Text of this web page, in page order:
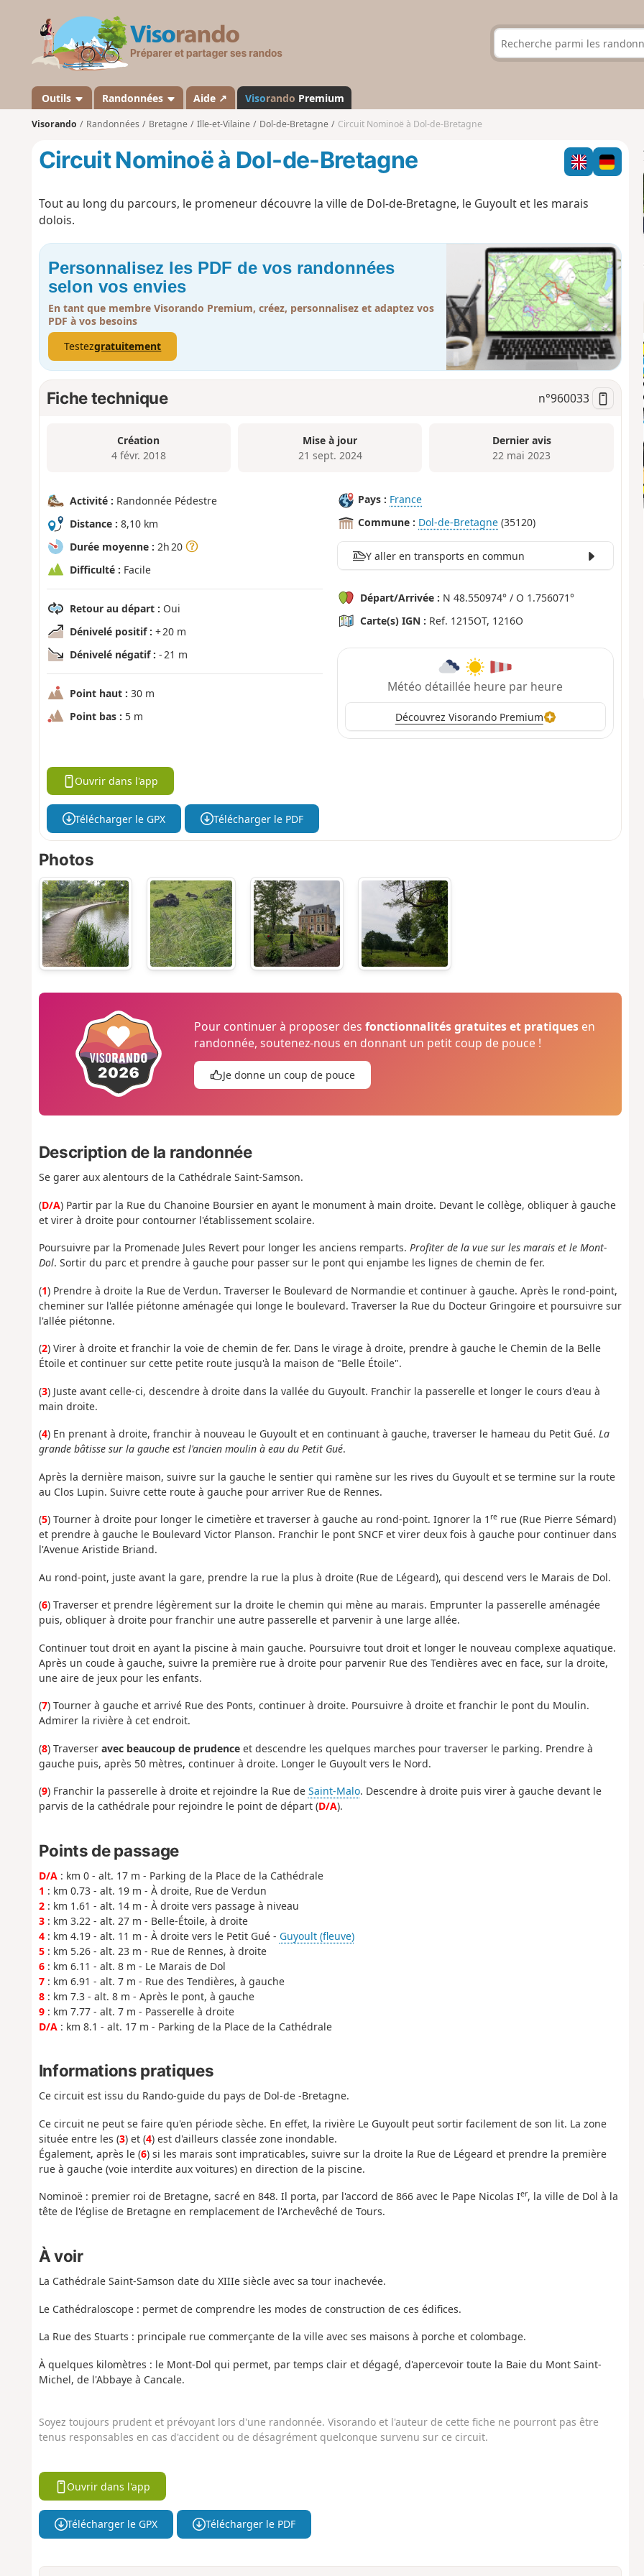
s
a
n
d
Outils Randonnées Aide ↗ Visorando Premium
Visorando Randonnées Bretagne Ille-et-Vilaine Dol-de-Bretagne Circuit Nominoë à Dol-de-Bretagne
Circuit Nominoë à Dol-de-Bretagne
Tout au long du parcours, le promeneur découvre la ville de Dol-de-Bretagne, le Guyoult et les marais
dolois.
Personnalisez les PDF de vos randonnées
selon vos envies
En tant que membre Visorando Premium, créez, personnalisez et adaptez vos
PDF à vos besoins
Testezgratuitement
Fiche technique n°960033
Création
4 févr. 2018
Mise à jour
21 sept. 2024
Dernier avis
22 mai 2023
Activité : Randonnée Pédestre
Distance : 8,10 km
Durée moyenne : 2h 20
Difficulté : Facile
Retour au départ : Oui
Dénivelé positif : + 20 m
Dénivelé négatif : - 21 m
Point haut : 30 m
Point bas : 5 m
Pays : France
Commune : Dol-de-Bretagne (35120)
Y aller en transports en commun
Départ/Arrivée : N 48.550974° / O 1.756071°
Carte(s) IGN : Ref. 1215OT, 1216O
Météo détaillée heure par heure
Découvrez Visorando Premium
Ouvrir dans l'app
Télécharger le GPX Télécharger le PDF
Photos
Pour continuer à proposer desfonctionnalités gratuites et pratiques en
randonnée, soutenez-nous en donnant un petit coup de pouce !
Je donne un coup de pouce
Description de la randonnée
Se garer aux alentours de la Cathédrale Saint-Samson.
(D/A) Partir par la Rue du Chanoine Boursier en ayant le monument à main droite. Devant le collège, obliquer à gauche
et virer à droite pour contourner l'établissement scolaire.
Poursuivre par la Promenade Jules Revert pour longer les anciens remparts. Profiter de la vue sur les marais et le Mont-
Dol. Sortir du parc et prendre à gauche pour passer sur le pont qui enjambe les lignes de chemin de fer.
(1) Prendre à droite la Rue de Verdun. Traverser le Boulevard de Normandie et continuer à gauche. Après le rond-point,
cheminer sur l'allée piétonne aménagée qui longe le boulevard. Traverser la Rue du Docteur Gringoire et poursuivre sur
l'allée piétonne.
(2) Virer à droite et franchir la voie de chemin de fer. Dans le virage à droite, prendre à gauche le Chemin de la Belle
Étoile et continuer sur cette petite route jusqu'à la maison de "Belle Étoile".
(3) Juste avant celle-ci, descendre à droite dans la vallée du Guyoult. Franchir la passerelle et longer le cours d'eau à
main droite.
(4) En prenant à droite, franchir à nouveau le Guyoult et en continuant à gauche, traverser le hameau du Petit Gué. La
grande bâtisse sur la gauche est l'ancien moulin à eau du Petit Gué.
Après la dernière maison, suivre sur la gauche le sentier qui ramène sur les rives du Guyoult et se termine sur la route
au Clos Lupin. Suivre cette route à gauche pour arriver Rue de Rennes.
(5) Tourner à droite pour longer le cimetière et traverser à gauche au rond-point. Ignorer la 1 rerue (Rue Pierre Sémard)
et prendre à gauche le Boulevard Victor Planson. Franchir le pont SNCF et virer deux fois à gauche pour continuer dans
l'Avenue Aristide Briand.
Au rond-point, juste avant la gare, prendre la rue la plus à droite (Rue de Légeard), qui descend vers le Marais de Dol.
(6) Traverser et prendre légèrement sur la droite le chemin qui mène au marais. Emprunter la passerelle aménagée
puis, obliquer à droite pour franchir une autre passerelle et parvenir à une large allée.
Continuer tout droit en ayant la piscine à main gauche. Poursuivre tout droit et longer le nouveau complexe aquatique.
Après un coude à gauche, suivre la première rue à droite pour parvenir Rue des Tendières avec en face, sur la droite,
une aire de jeux pour les enfants.
(7) Tourner à gauche et arrivé Rue des Ponts, continuer à droite. Poursuivre à droite et franchir le pont du Moulin.
Admirer la rivière à cet endroit.
(8) Traverser avec beaucoup de prudenceet descendre les quelques marches pour traverser le parking. Prendre à
gauche puis, après 50 mètres, continuer à droite. Longer le Guyoult vers le Nord.
(9) Franchir la passerelle à droite et rejoindre la Rue de Saint-Malo. Descendre à droite puis virer à gauche devant le
parvis de la cathédrale pour rejoindre le point de départ (D/A).
Points de passage
D/A: km 0 - alt. 17 m - Parking de la Place de la Cathédrale
1 : km 0.73 - alt. 19 m - À droite, Rue de Verdun
2: km 1.61 - alt. 14 m - À droite vers passage à niveau
3: km 3.22 - alt. 27 m - Belle-Étoile, à droite
4: km 4.19 - alt. 11 m - À droite vers le Petit Gué - Guyoult (fleuve)
5: km 5.26 - alt. 23 m - Rue de Rennes, à droite
6: km 6.11 - alt. 8 m - Le Marais de Dol
7: km 6.91 - alt. 7 m - Rue des Tendières, à gauche
8: km 7.3 - alt. 8 m - Après le pont, à gauche
9: km 7.77 - alt. 7 m - Passerelle à droite
D/A: km 8.1 - alt. 17 m - Parking de la Place de la Cathédrale
Informations pratiques
Ce circuit est issu du Rando-guide du pays de Dol-de -Bretagne.
Ce circuit ne peut se faire qu'en période sèche. En effet, la rivière Le Guyoult peut sortir facilement de son lit. La zone
située entre les (3) et (4) est d'ailleurs classée zone inondable.
Également, après le (6) si les marais sont impraticables, suivre sur la droite la Rue de Légeard et prendre la première
rue à gauche (voie interdite aux voitures) en direction de la piscine.
Nominoë : premier roi de Bretagne, sacré en 848. Il porta, par l'accord de 866 avec le Pape Nicolas Ier, la ville de Dol à la
tête de l'église de Bretagne en remplacement de l'Archevêché de Tours.
À voir
La Cathédrale Saint-Samson date du XIIIe siècle avec sa tour inachevée.
Le Cathédraloscope : permet de comprendre les modes de construction de ces édifices.
La Rue des Stuarts : principale rue commerçante de la ville avec ses maisons à porche et colombage.
À quelques kilomètres : le Mont-Dol qui permet, par temps clair et dégagé, d'apercevoir toute la Baie du Mont Saint-
Michel, de l'Abbaye à Cancale.
Soyez toujours prudent et prévoyant lors d'une randonnée. Visorando et l'auteur de cette fiche ne pourront pas être
tenus responsables en cas d'accident ou de désagrément quelconque survenu sur ce circuit.
Ouvrir dans l'app
Télécharger le GPX Télécharger le PDF